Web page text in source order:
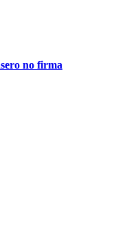
no firma